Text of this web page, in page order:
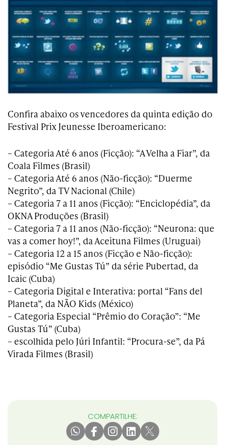
Confira abaixo os vencedores da quinta edição do
Festival Prix Jeunesse Iberoamericano:
– Categoria Até 6 anos (Ficção): “A Velha a Fiar”, da
Coala Filmes (Brasil)
– Categoria Até 6 anos (Não-ficção): “Duerme
Negrito”, da TV Nacional (Chile)
– Categoria 7 a 11 anos (Ficção): “Enciclopédia”, da
OKNA Produções (Brasil)
– Categoria 7 a 11 anos (Não-ficção): “Neurona: que
vas a comer hoy!”, da Aceituna Filmes (Uruguai)
– Categoria 12 a 15 anos (Ficção e Não-ficção):
episódio “Me Gustas Tú” da série Pubertad, da
Icaic (Cuba)
– Categoria Digital e Interativa: portal “Fans del
Planeta”, da NÃO Kids (México)
– Categoria Especial “Prêmio do Coração”: “Me
Gustas Tú” (Cuba)
– escolhida pelo Júri Infantil: “Procura-se”, da Pá
Virada Filmes (Brasil)
COMPARTILHE: